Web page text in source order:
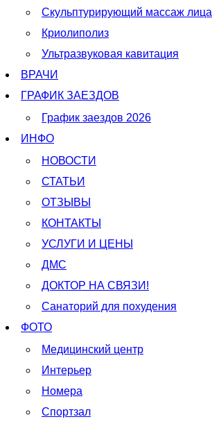
Скульптурирующий массаж лица
Криолиполиз
Ультразвуковая кавитация
ВРАЧИ
ГРАФИК ЗАЕЗДОВ
График заездов 2026
ИНФО
НОВОСТИ
СТАТЬИ
ОТЗЫВЫ
КОНТАКТЫ
УСЛУГИ И ЦЕНЫ
ДМС
ДОКТОР НА СВЯЗИ!
Санаторий для похудения
ФОТО
Медицинский центр
Интерьер
Номера
Спортзал